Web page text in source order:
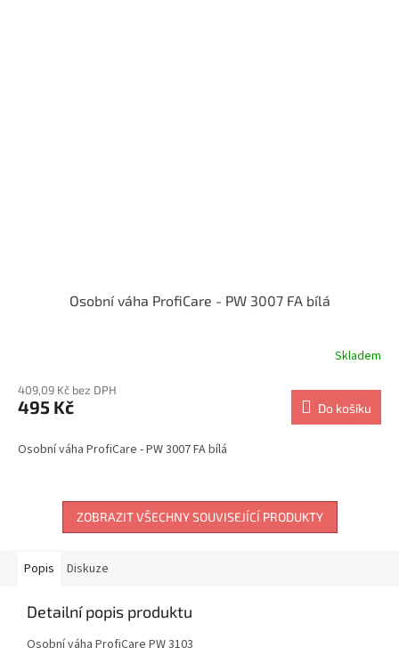
Osobní váha ProfiCare - PW 3007 FA bílá
Skladem
409,09 Kč bez DPH
495 Kč Do košíku
Osobní váha ProfiCare - PW 3007 FA bílá
ZOBRAZIT VŠECHNY SOUVISEJÍCÍ PRODUKTY
Popis Diskuze
Detailní popis produktu
Osobní váha ProfiCare PW 3103